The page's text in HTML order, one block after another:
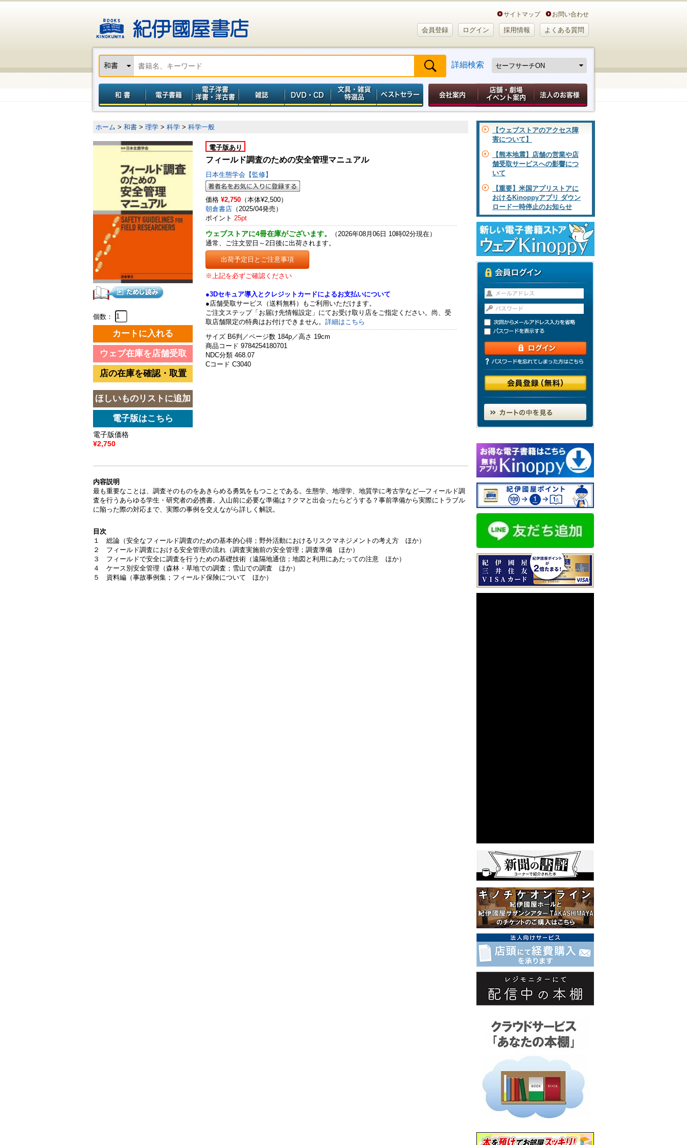
サイトマップ お問い合わせ
会員登録 ログイン 採用情報 よくある質問
詳細検索
ホーム > 和書 > 理学 > 科学 > 科学一般
個数：
電子版価格
¥2,750
電子版あり
フィールド調査のための安全管理マニュアル
日本生態学会【監修】
価格 ¥2,750 （本体¥2,500）
朝倉書店 （2025/04発売）
ポイント 25pt
ウェブストアに4冊在庫がございます。
（2026年08月06日 10時02分現在）
通常、ご注文翌日～2日後に出荷されます。
出荷予定日とご注意事項
※上記を必ずご確認ください
●3Dセキュア導入とクレジットカードによるお支払いについて
●店舗受取サービス（送料無料）もご利用いただけます。
ご注文ステップ「お届け先情報設定」にてお受け取り店をご指定ください。尚、受
取店舗限定の特典はお付けできません。 詳細はこちら
サイズ B6判／ページ数 184p／高さ 19cm
商品コード 9784254180701
NDC分類 468.07
Cコード C3040
内容説明
最も重要なことは、調査そのものをあきらめる勇気をもつことである。生態学、地理学、地質学に考古学など―フィールド調
査を行うあらゆる学生・研究者の必携書。入山前に必要な準備は？クマと出会ったらどうする？事前準備から実際にトラブル
に陥った際の対応まで、実際の事例を交えながら詳しく解説。
目次
１ 総論（安全なフィールド調査のための基本的心得；野外活動におけるリスクマネジメントの考え方 ほか）
２ フィールド調査における安全管理の流れ（調査実施前の安全管理；調査準備 ほか）
３ フィールドで安全に調査を行うための基礎技術（遠隔地通信；地図と利用にあたっての注意 ほか）
４ ケース別安全管理（森林・草地での調査；雪山での調査 ほか）
５ 資料編（事故事例集；フィールド保険について ほか）
【ウェブストアのアクセス障
害について】
【熊本地震】店舗の営業や店
舗受取サービスへの影響につ
いて
【重要】米国アプリストアに
おけるKinoppyアプリ ダウン
ロード一時停止のお知らせ